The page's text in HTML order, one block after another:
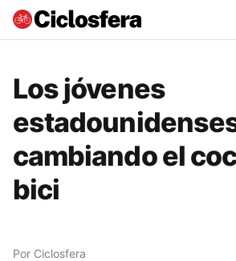
Los jóvenes
cambiando el
bici
Por Ciclosfera